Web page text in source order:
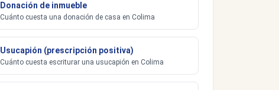
Donación de inmueble
Cuánto cuesta una donación de casa en Colima
Usucapión (prescripción positiva)
Cuánto cuesta escriturar una usucapión en Colima